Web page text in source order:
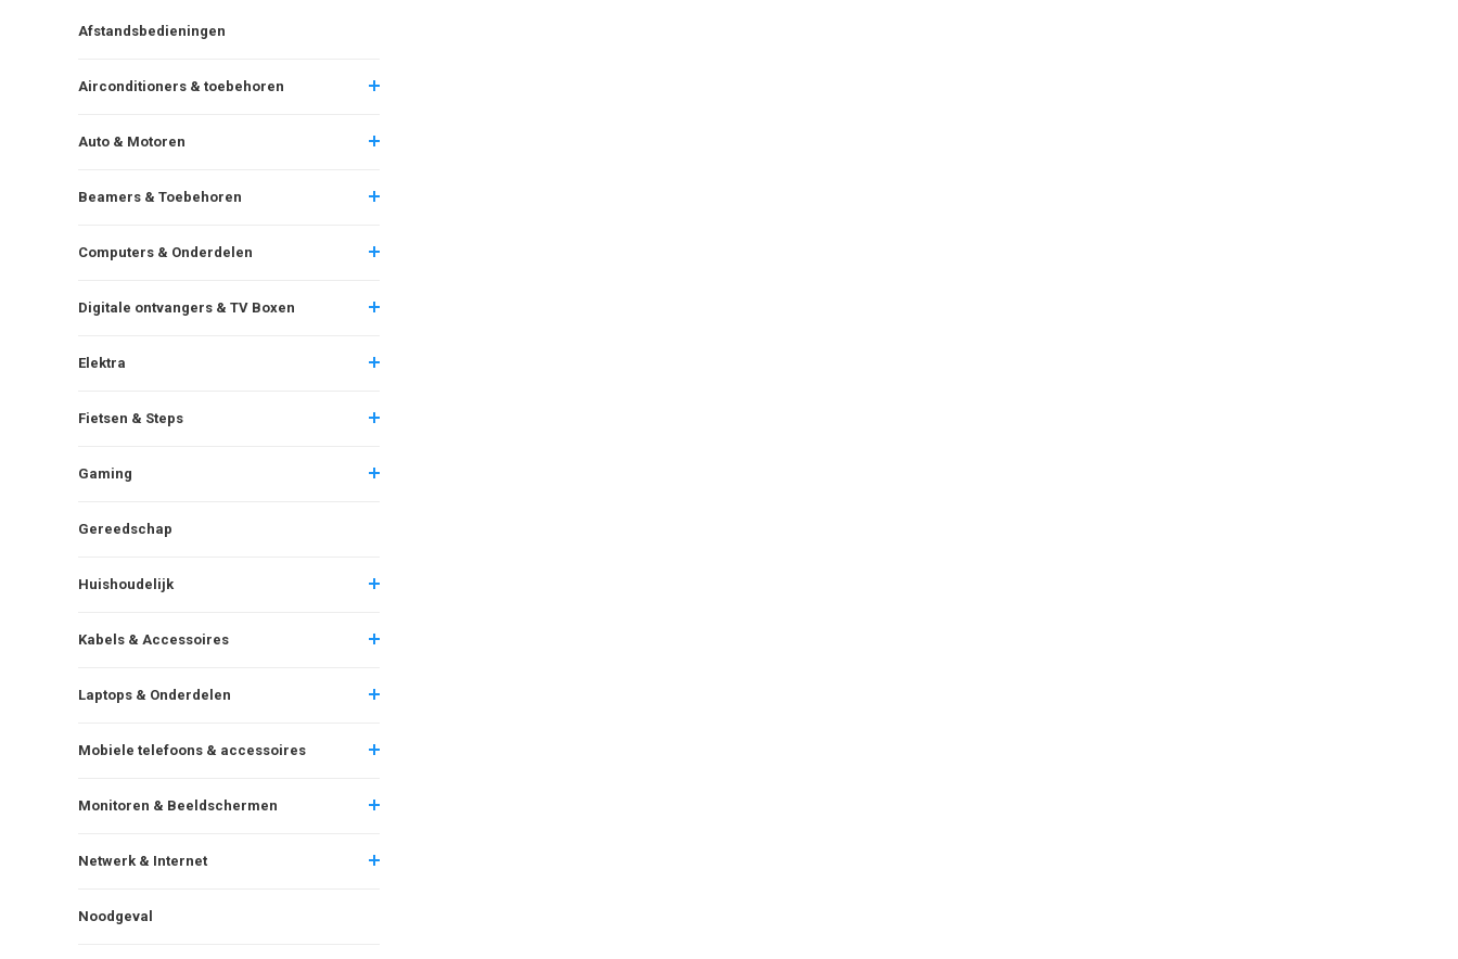
Afstandsbedieningen
Airconditioners & toebehoren
Auto & Motoren
Beamers & Toebehoren
Computers & Onderdelen
Digitale ontvangers & TV Boxen
Elektra
Fietsen & Steps
Gaming
Gereedschap
Huishoudelijk
Kabels & Accessoires
Laptops & Onderdelen
Mobiele telefoons & accessoires
Monitoren & Beeldschermen
Netwerk & Internet
Noodgeval